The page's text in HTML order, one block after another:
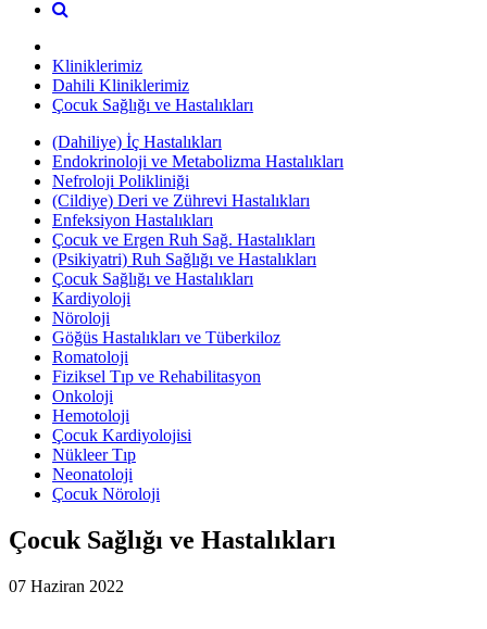
Kliniklerimiz
Dahili Kliniklerimiz
Çocuk Sağlığı ve Hastalıkları
(Dahiliye) İç Hastalıkları
Endokrinoloji ve Metabolizma Hastalıkları
Nefroloji Polikliniği
(Cildiye) Deri ve Zührevi Hastalıkları
Enfeksiyon Hastalıkları
Çocuk ve Ergen Ruh Sağ. Hastalıkları
(Psikiyatri) Ruh Sağlığı ve Hastalıkları
Çocuk Sağlığı ve Hastalıkları
Kardiyoloji
Nöroloji
Göğüs Hastalıkları ve Tüberkiloz
Romatoloji
Fiziksel Tıp ve Rehabilitasyon
Onkoloji
Hemotoloji
Çocuk Kardiyolojisi
Nükleer Tıp
Neonatoloji
Çocuk Nöroloji
Çocuk Sağlığı ve Hastalıkları
07 Haziran 2022